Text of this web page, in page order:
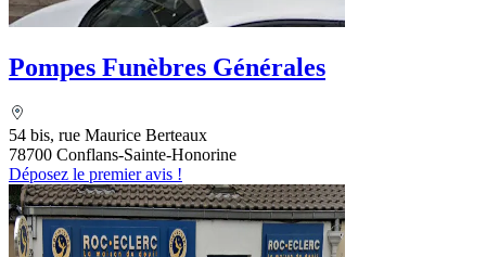
Pompes Funèbres Générales
54 bis, rue Maurice Berteaux
78700 Conflans-Sainte-Honorine
Déposez le premier avis !